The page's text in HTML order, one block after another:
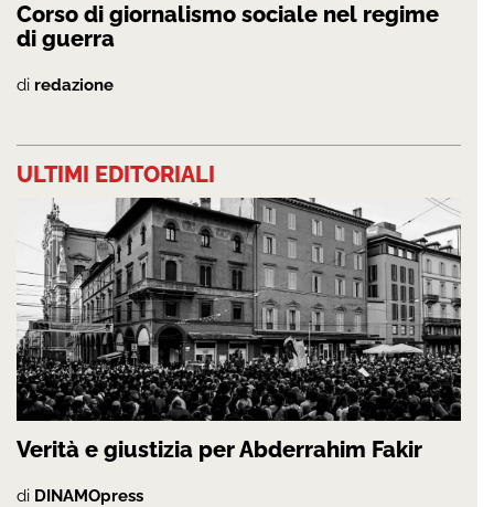
Corso di giornalismo sociale nel regime
di guerra
di redazione
ULTIMI EDITORIALI
Verità e giustizia per Abderrahim Fakir
di DINAMOpress